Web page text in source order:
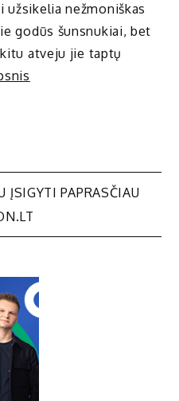
nežmoniškas
godūs šunsnukiai, bet
atveju jie taptų
ĮSIGYTI PAPRASČIAU